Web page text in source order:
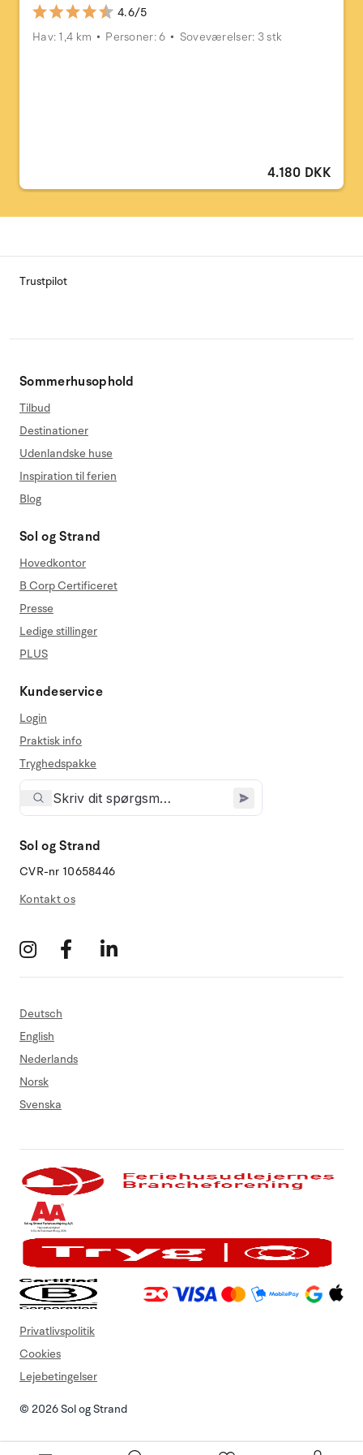
4.6/5
Hav: 1,4 km
Personer: 6 Soveværelser: 3 stk
4.180 DKK
Trustpilot
Sommerhusophold
Tilbud
Destinationer
Udenlandske huse
Inspiration til ferien
Blog
Sol og Strand
Hovedkontor
B Corp Certificeret
Presse
Ledige stillinger
PLUS
Kundeservice
Login
Praktisk info
Tryghedspakke
Sol og Strand
CVR-nr 10658446
Kontakt os
Deutsch
English
Nederlands
Norsk
Svenska
© 2026 Sol og Strand
Privatlivspolitik
Cookies
Lejebetingelser